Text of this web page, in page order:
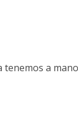
tenemos a mano